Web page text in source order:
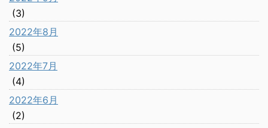
(3)
2022年8月
(5)
2022年7月
(4)
2022年6月
(2)